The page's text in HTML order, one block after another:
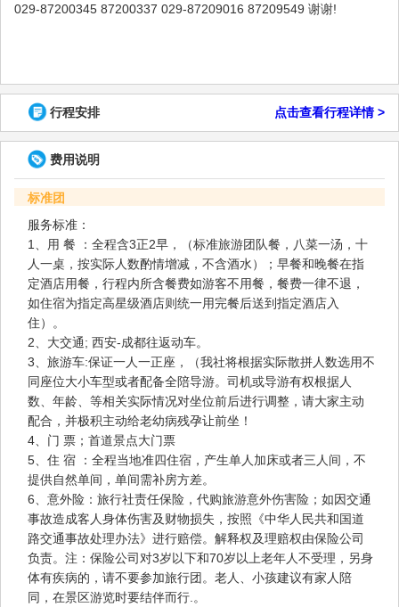
029-87200345 87200337 029-87209016 87209549 谢谢!
行程安排 点击查看行程详情 >
费用说明
标准团
服务标准：
1、用 餐 ：全程含3正2早，（标准旅游团队餐，八菜一汤，十
人一桌，按实际人数酌情增减，不含酒水）；早餐和晚餐在指
定酒店用餐，行程内所含餐费如游客不用餐，餐费一律不退，
如住宿为指定高星级酒店则统一用完餐后送到指定酒店入
住）。
2、大交通; 西安-成都往返动车。
3、旅游车:保证一人一正座，（我社将根据实际散拼人数选用不
同座位大小车型或者配备全陪导游。司机或导游有权根据人
数、年龄、等相关实际情况对坐位前后进行调整，请大家主动
配合，并极积主动给老幼病残孕让前坐！
4、门 票；首道景点大门票
5、住 宿 ：全程当地准四住宿，产生单人加床或者三人间，不
提供自然单间，单间需补房方差。
6、意外险：旅行社责任保险，代购旅游意外伤害险；如因交通
事故造成客人身体伤害及财物损失，按照《中华人民共和国道
路交通事故处理办法》进行赔偿。解释权及理赔权由保险公司
负责。注：保险公司对3岁以下和70岁以上老年人不受理，另身
体有疾病的，请不要参加旅行团。老人、小孩建议有家人陪
同，在景区游览时要结伴而行.。